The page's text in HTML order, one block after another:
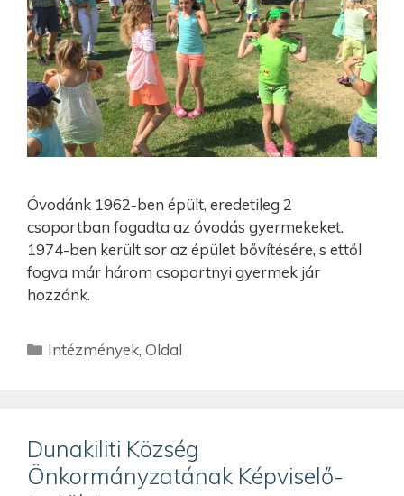
Óvodánk 1962-ben épült, eredetileg 2
csoportban fogadta az óvodás gyermekeket.
1974-ben került sor az épület bővítésére, s ettől
fogva már három csoportnyi gyermek jár
hozzánk.
Intézmények,Oldal
Dunakiliti Község
Önkormányzatának Képviselő-